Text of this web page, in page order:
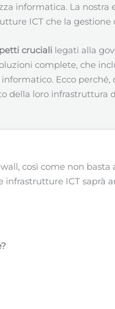
informatica. La
ICT che la gestione
cruciali legati alla
complete, che
Ecco perché,
della loro infrastruttura
così come non
infrastrutture ICT saprà